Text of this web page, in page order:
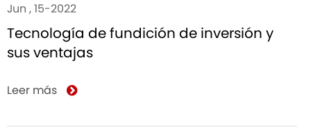
Jun , 15-2022
Tecnología de fundición de inversión y
sus ventajas
Leer más